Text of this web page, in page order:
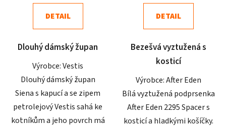
3,8
z
hvězdiček.
DETAIL
Dlouhý dámský župan
Výrobce: Vestis
Dlouhý dámský župan
Siena s kapucí a se zipem
petrolejový Vestis sahá ke
kotníkům a jeho povrch má
5,0
z
hvězdiček.
DETAIL
Bezešvá vyztužená s
kosticí
Výrobce: After Eden
Bílá vyztužená podprsenka
After Eden 2295 Spacer s
kosticí a hladkými košíčky.